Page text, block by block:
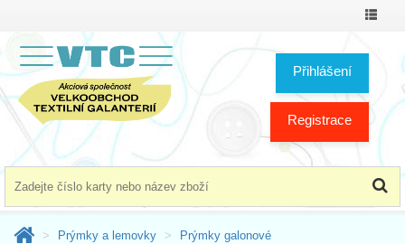
Přihlášení
Registrace
Prýmky a lemovky
Prýmky galonové